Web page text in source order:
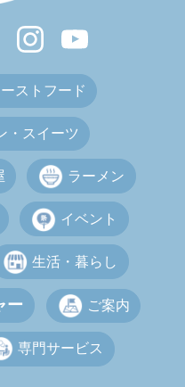
ストフード
・スイーツ
ラーメン
イベント
生活・暮らし
ー ご案内
専門サービス